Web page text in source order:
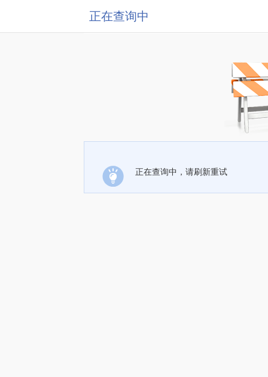
正在查询中
正在查询中，请刷新重试